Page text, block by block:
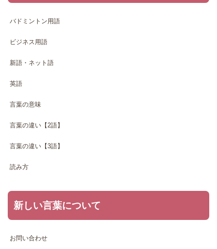
バドミントン用語
ビジネス用語
新語・ネット語
英語
言葉の意味
言葉の違い【2語】
言葉の違い【3語】
読み方
新しい言葉について
お問い合わせ